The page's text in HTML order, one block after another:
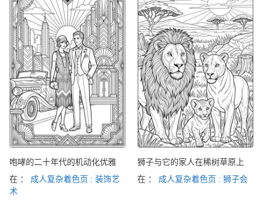
咆哮的二十年代的机动化优雅
在 ： 成人复杂着色页 : 装饰艺
术
狮子与它的家人在稀树草原上
在 ： 成人复杂着色页 : 狮子会